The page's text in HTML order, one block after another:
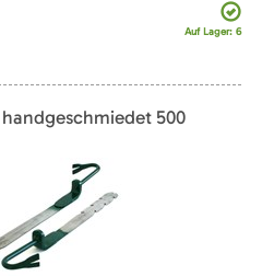
Auf Lager: 6
500